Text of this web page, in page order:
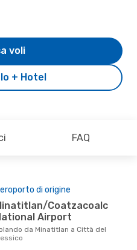
+ Hotel
voli
FAQ
di origine
Airport